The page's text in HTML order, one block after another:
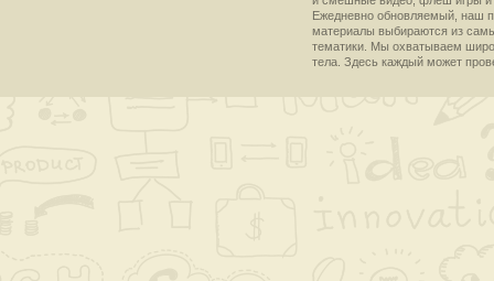
Ежедневно обновляемый, наш
материалы выбираются из
тематики. Мы охватываем
тела. Здесь каждый может